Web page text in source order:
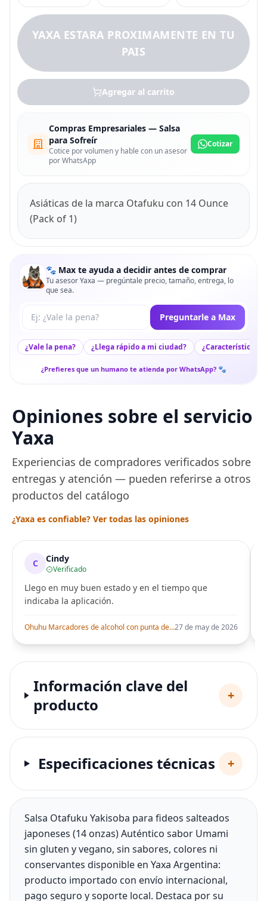
YAXA ESTARA PROXIMAMENTE EN TU
PAIS
Agregar al carrito
Compras Empresariales — Salsa
para Sofreír
Cotice por volumen y hable con un asesor
por WhatsApp
Cotizar
Asiáticas de la marca Otafuku con 14 Ounce
(Pack of 1)
🐾 Max te ayuda a decidir antes de comprar
Tu asesor Yaxa — pregúntale precio, tamaño, entrega, lo
que sea.
Tu pregunta a Max Preguntarle a Max
¿Vale la pena? ¿Llega rápido a mi ciudad? ¿Características
¿Prefieres que un humano te atienda por WhatsApp? 🐾
Opiniones sobre el servicio
Yaxa
Experiencias de compradores verificados sobre
entregas y atención — pueden referirse a otros
productos del catálogo
¿Yaxa es confiable? Ver todas las opiniones
C Cindy
Verificado
Llego en muy buen estado y en el tiempo que
indicaba la aplicación.
Ohuhu Marcadores de alcohol con punta de pincel – Juego de marcadores artísticos de doble punta con certificación AP para artistas adultos27 de may de 2026
Información clave del
producto
+
Especificaciones técnicas +
Salsa Otafuku Yakisoba para fideos salteados
japoneses (14 onzas) Auténtico sabor Umami
sin gluten y vegano, sin sabores, colores ni
conservantes disponible en Yaxa Argentina:
producto importado con envío internacional,
pago seguro y soporte local. Destaca por su